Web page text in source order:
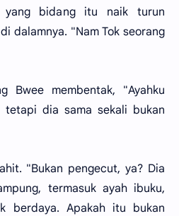
yang bidang itu naik turun
dalamnya. "Nam Tok seorang
Bwee membentak, "Ayahku
tetapi dia sama sekali bukan
"Bukan pengecut, ya? Dia
termasuk ayah ibuku,
berdaya. Apakah itu bukan